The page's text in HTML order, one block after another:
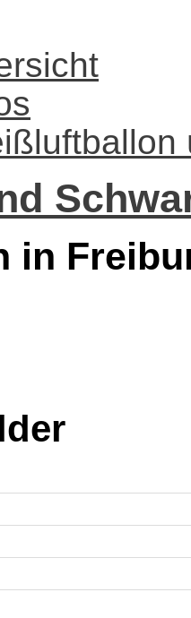
in